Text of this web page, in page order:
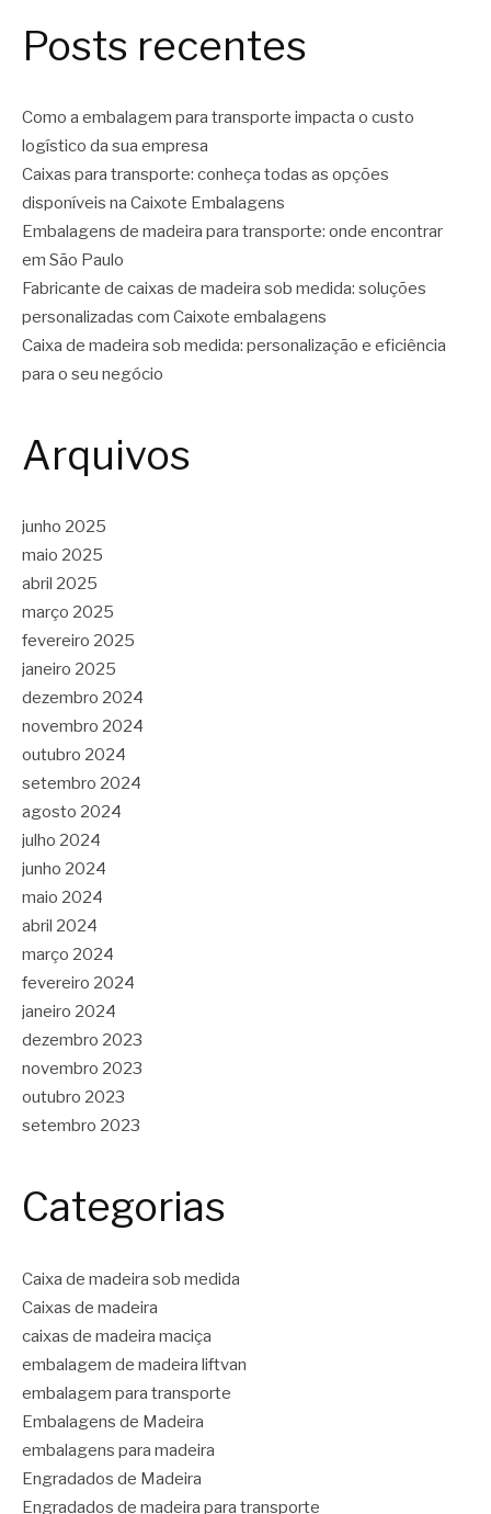
Posts recentes
Como a embalagem para transporte impacta o custo
logístico da sua empresa
Caixas para transporte: conheça todas as opções
disponíveis na Caixote Embalagens
Embalagens de madeira para transporte: onde encontrar
em São Paulo
Fabricante de caixas de madeira sob medida: soluções
personalizadas com Caixote embalagens
Caixa de madeira sob medida: personalização e eficiência
para o seu negócio
Arquivos
junho 2025
maio 2025
abril 2025
março 2025
fevereiro 2025
janeiro 2025
dezembro 2024
novembro 2024
outubro 2024
setembro 2024
agosto 2024
julho 2024
junho 2024
maio 2024
abril 2024
março 2024
fevereiro 2024
janeiro 2024
dezembro 2023
novembro 2023
outubro 2023
setembro 2023
Categorias
Caixa de madeira sob medida
Caixas de madeira
caixas de madeira maciça
embalagem de madeira liftvan
embalagem para transporte
Embalagens de Madeira
embalagens para madeira
Engradados de Madeira
Engradados de madeira para transporte